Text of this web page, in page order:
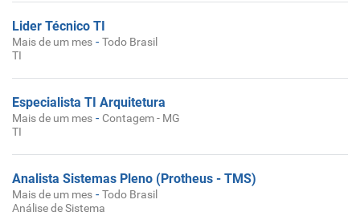
Lider Técnico TI
Mais de um mes -Todo Brasil
TI
Especialista TI Arquitetura
Mais de um mes - Contagem - MG
TI
Analista Sistemas Pleno (Protheus - TMS)
Mais de um mes -Todo Brasil
Análise de Sistema